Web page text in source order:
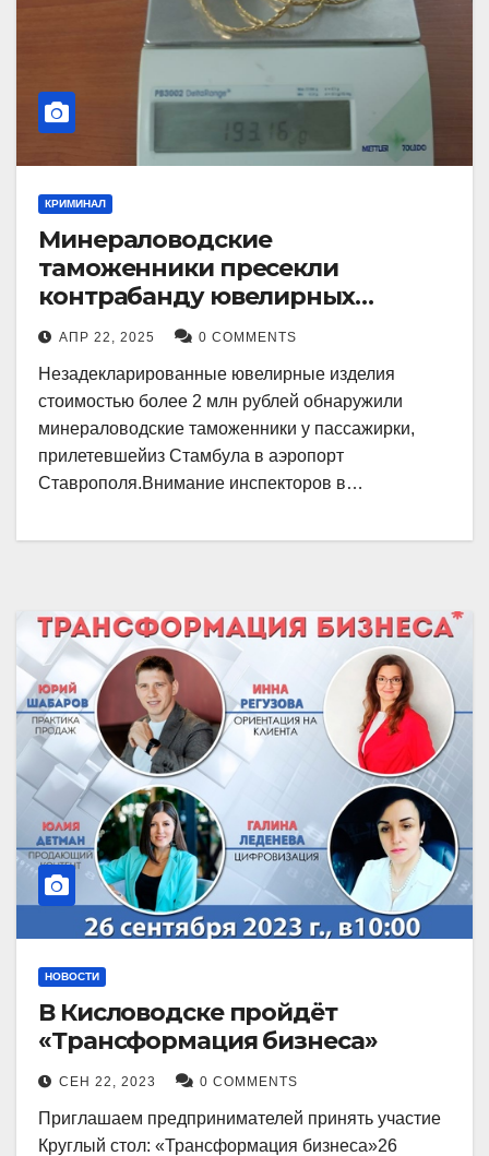
КРИМИНАЛ
Минераловодские
таможенники пресекли
контрабанду ювелирных
изделий на 2 млн рублей
АПР 22, 2025 0 COMMENTS
Незадекларированные ювелирные изделия
стоимостью более 2 млн рублей обнаружили
минераловодские таможенники у пассажирки,
прилетевшейиз Стамбула в аэропорт
Ставрополя.Внимание инспекторов в…
НОВОСТИ
В Кисловодске пройдёт
«Трансформация бизнеса»
СЕН 22, 2023 0 COMMENTS
Приглашаем предпринимателей принять участие
Круглый стол: «Трансформация бизнеса»26